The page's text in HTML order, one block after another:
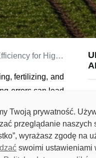
Spring Fieldwork
fertilizing, and
errors can lead
quickly
this pressure.
Twoją prywatność.
przeglądanie naszych
wyrażasz zgodę na
swoimi ustawieniami